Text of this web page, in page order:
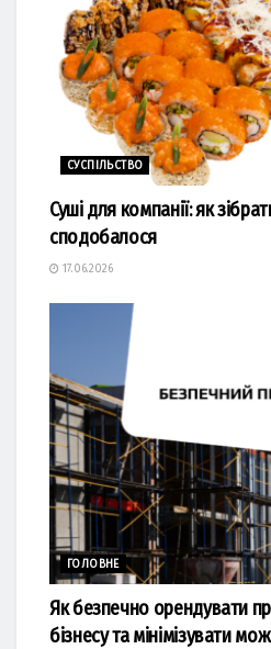
СУСПІЛЬСТВО
Суші для компанії: як
сподобалося
17.06.2026
ГОЛОВНЕ
Як безпечно орендувати
бізнесу та мінімізувати